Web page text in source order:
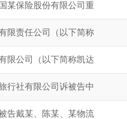
某保险股份有限公司重
限责任公司（以下简称
限公司（以下简称凯达
行社有限公司诉被告中
告戴某、陈某、某物流